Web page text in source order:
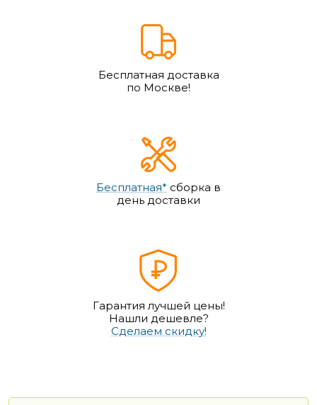
Бесплатная доставка
по Москве!
Бесплатная* сборка в
день доставки
Гарантия лучшей цены!
Нашли дешевле?
Сделаем скидку!